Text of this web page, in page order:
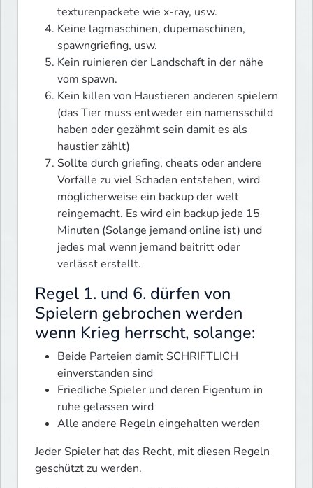
texturenpackete wie x-ray, usw.
Keine lagmaschinen, dupemaschinen,
spawngriefing, usw.
Kein ruinieren der Landschaft in der nähe
vom spawn.
Kein killen von Haustieren anderen spielern
(das Tier muss entweder ein namensschild
haben oder gezähmt sein damit es als
haustier zählt)
Sollte durch griefing, cheats oder andere
Vorfälle zu viel Schaden entstehen, wird
möglicherweise ein backup der welt
reingemacht. Es wird ein backup jede 15
Minuten (Solange jemand online ist) und
jedes mal wenn jemand beitritt oder
verlässt erstellt.
Regel 1. und 6. dürfen von
Spielern gebrochen werden
wenn Krieg herrscht, solange:
Beide Parteien damit SCHRIFTLICH
einverstanden sind
Friedliche Spieler und deren Eigentum in
ruhe gelassen wird
Alle andere Regeln eingehalten werden
Jeder Spieler hat das Recht, mit diesen Regeln
geschützt zu werden.